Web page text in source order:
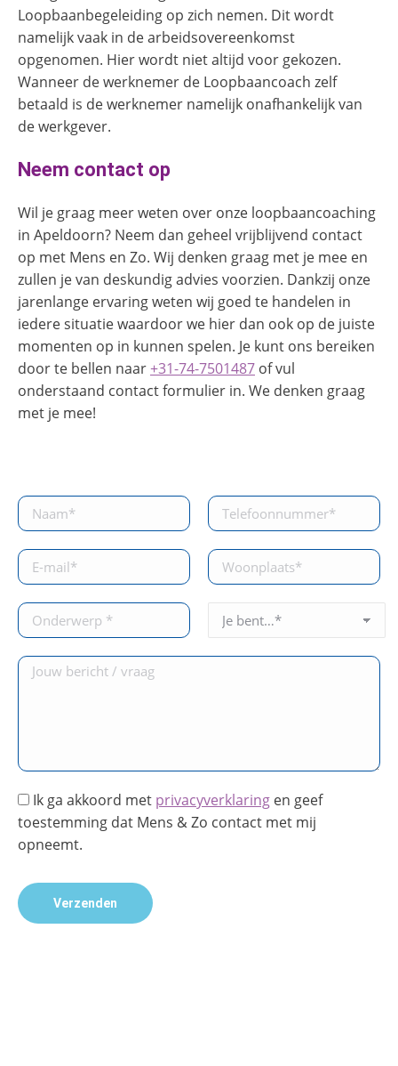
Loopbaanbegeleiding op zich nemen. Dit wordt
namelijk vaak in de arbeidsovereenkomst
opgenomen. Hier wordt niet altijd voor gekozen.
Wanneer de werknemer de Loopbaancoach zelf
betaald is de werknemer namelijk onafhankelijk van
de werkgever.
Neem contact op
Wil je graag meer weten over onze loopbaancoaching
in Apeldoorn? Neem dan geheel vrijblijvend contact
op met Mens en Zo. Wij denken graag met je mee en
zullen je van deskundig advies voorzien. Dankzij onze
jarenlange ervaring weten wij goed te handelen in
iedere situatie waardoor we hier dan ook op de juiste
momenten op in kunnen spelen. Je kunt ons bereiken
door te bellen naar+31-74-7501487 of vul
onderstaand contact formulier in. We denken graag
met je mee!
Ik ga akkoord met privacyverklaring en geef
toestemming dat Mens & Zo contact met mij
opneemt.